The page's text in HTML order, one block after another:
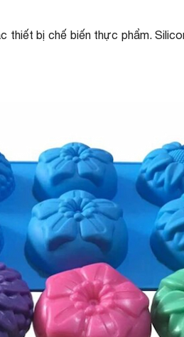
bị chế biến thực phẩm.